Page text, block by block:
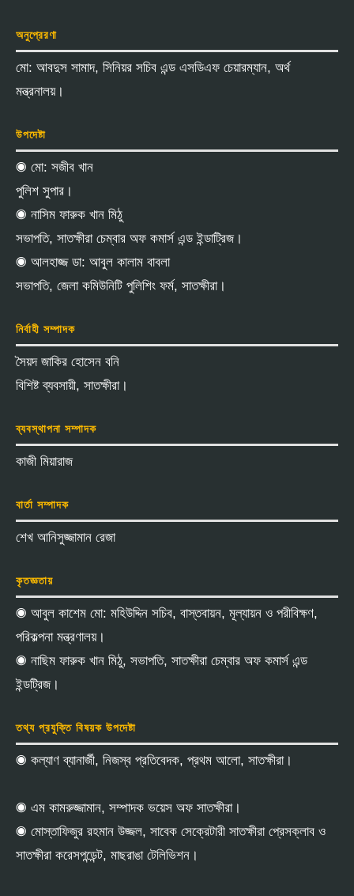
অনুপ্রেরণা
মো: আবদুস সামাদ, সিনিয়র সচিব এন্ড এসডিএফ চেয়ারম্যান, অর্থ
মন্ত্রনালয়।
উপদেষ্টা
◉ মো: সজীব খান
পুলিশ সুপার।
◉ নাসিম ফারুক খান মিঠু
সভাপতি, সাতক্ষীরা চেম্বার অফ কমার্স এন্ড ইন্ডাট্রিজ।
◉ আলহাজ্জ ডা: আবুল কালাম বাবলা
সভাপতি, জেলা কমিউনিটি পুলিশিং ফর্ম, সাতক্ষীরা।
নির্বাহী সম্পাদক
সৈয়দ জাকির হোসেন বনি
বিশিষ্ট ব্যবসায়ী, সাতক্ষীরা।
ব্যবস্থাপনা সম্পাদক
কাজী মিয়ারাজ
বার্তা সম্পাদক
শেখ আনিসুজ্জামান রেজা
কৃতজ্ঞতায়
◉ আবুল কাশেম মো: মহিউদ্দিন সচিব, বাস্তবায়ন, মূল্যায়ন ও পরীবিক্ষণ,
পরিকল্পনা মন্ত্রণালয়।
◉ নাছিম ফারুক খান মিঠু, সভাপতি, সাতক্ষীরা চেম্বার অফ কমার্স এন্ড
ইন্ডট্রিজ।
তথ্য প্রযুক্তি বিষয়ক উপদেষ্টা
◉ কল্যাণ ব্যানার্জী, নিজস্ব প্রতিবেদক, প্রথম আলো, সাতক্ষীরা।
◉ এম কামরুজ্জামান, সম্পাদক ভয়েস অফ সাতক্ষীরা।
◉ মোস্তাফিজুর রহমান উজ্জল, সাবেক সেক্রেটারী সাতক্ষীরা প্রেসক্লাব ও
সাতক্ষীরা করেসপন্ডেন্ট, মাছরাঙা টেলিভিশন।